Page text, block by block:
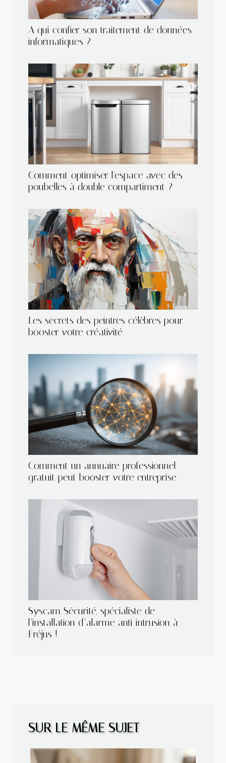
A qui confier son traitement de données
informatiques ?
Comment optimiser l'espace avec des
poubelles à double compartiment ?
Les secrets des peintres célèbres pour
booster votre créativité
Comment un annuaire professionnel
gratuit peut booster votre entreprise
Syscam Sécurité, spécialiste de
l’installation d’alarme anti intrusion à
Fréjus !
SUR LE MÊME SUJET